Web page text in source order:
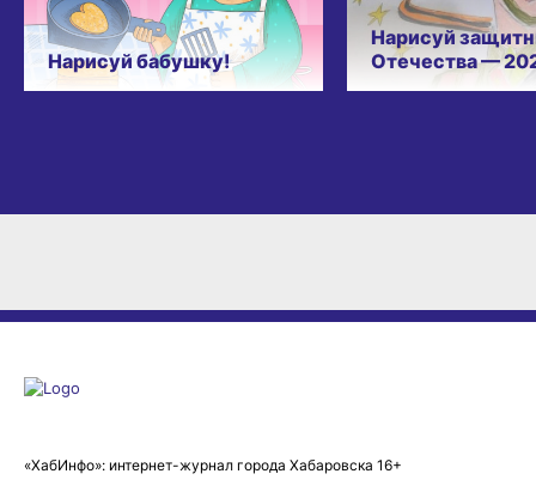
Нарисуй бабушку!
Нарисуй
Отечества —
«ХабИнфо»: интернет-журнал города Хабаровска 16+